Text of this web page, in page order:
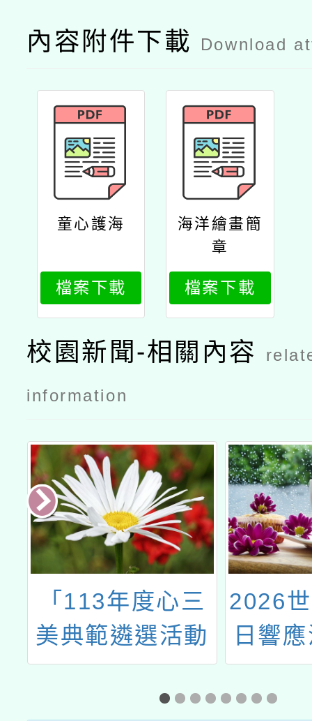
內容附件下載 Download
童心護海
檔案下載
海洋繪畫簡
章
檔案下載
校園新聞-相關內容
information
「113年度心三
美典範遴選活動
實施計畫」1份
2026
日響
日自
安全